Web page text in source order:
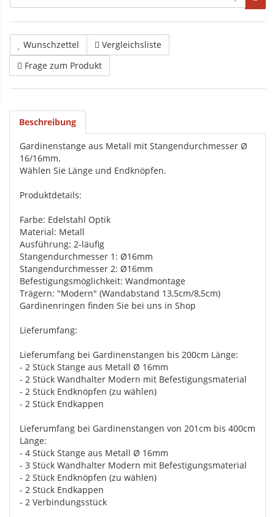
Wunschzettel
Vergleichsliste
Frage zum Produkt
Beschreibung
Gardinenstange aus Metall mit Stangendurchmesser Ø
16/16mm.
Wählen Sie Länge und Endknöpfen.
Produktdetails:
Farbe: Edelstahl Optik
Material: Metall
Ausführung: 2-läufig
Stangendurchmesser 1: Ø16mm
Stangendurchmesser 2: Ø16mm
Befestigungsmöglichkeit: Wandmontage
Trägern: "Modern" (Wandabstand 13,5cm/8,5cm)
Gardinenringen finden Sie bei uns in Shop
Lieferumfang:
Lieferumfang bei Gardinenstangen bis 200cm Länge:
- 2 Stück Stange aus Metall Ø 16mm
- 2 Stück Wandhalter Modern mit Befestigungsmaterial
- 2 Stück Endknöpfen (zu wählen)
- 2 Stück Endkappen
Lieferumfang bei Gardinenstangen von 201cm bis 400cm
Länge:
- 4 Stück Stange aus Metall Ø 16mm
- 3 Stück Wandhalter Modern mit Befestigungsmaterial
- 2 Stück Endknöpfen (zu wählen)
- 2 Stück Endkappen
- 2 Verbindungsstück